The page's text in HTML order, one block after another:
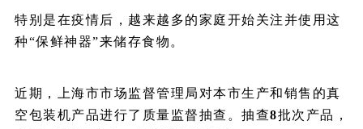
特别是在疫情后，越来越多的家庭开始关注并使用这
种“保鲜神器”来储存食物。
近期，上海市市场监督管理局对本市生产和销售的真
空包装机产品进行了质量监督抽查。抽查8批次产品，